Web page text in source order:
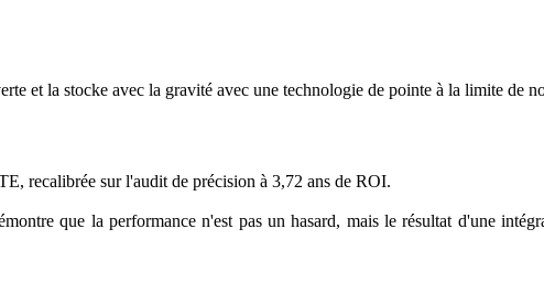
et la stocke avec la gravité avec une technologie de pointe à la limite de
recalibrée sur l'audit de précision à 3,72 ans de ROI.
que la performance n'est pas un hasard, mais le résultat d'une